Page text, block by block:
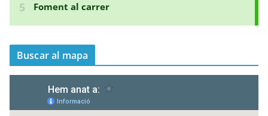
Buscar al mapa